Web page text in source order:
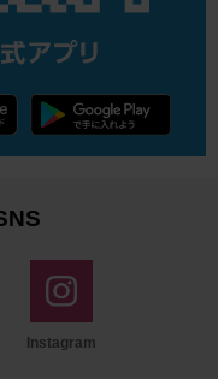
Instagram